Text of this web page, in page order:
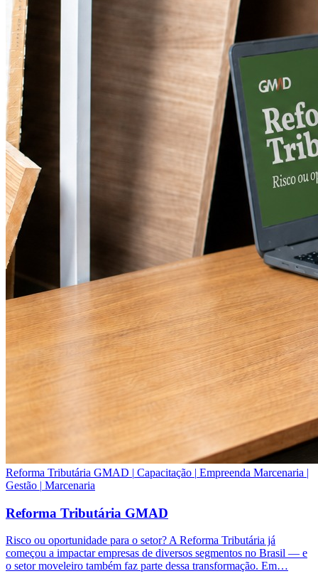
Reforma Tributária GMAD | Capacitação | Empreenda Marcenaria |
Gestão | Marcenaria
Reforma Tributária GMAD
Risco ou oportunidade para o setor? A Reforma Tributária já
começou a impactar empresas de diversos segmentos no Brasil — e
o setor moveleiro também faz parte dessa transformação. Em…